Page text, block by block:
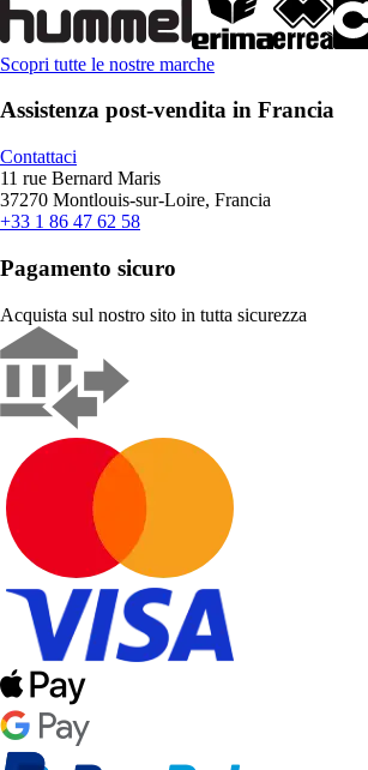
Scopri tutte le nostre marche
Assistenza post-vendita in Francia
Contattaci
11 rue Bernard Maris
37270 Montlouis-sur-Loire, Francia
+33 1 86 47 62 58
Pagamento sicuro
Acquista sul nostro sito in tutta sicurezza